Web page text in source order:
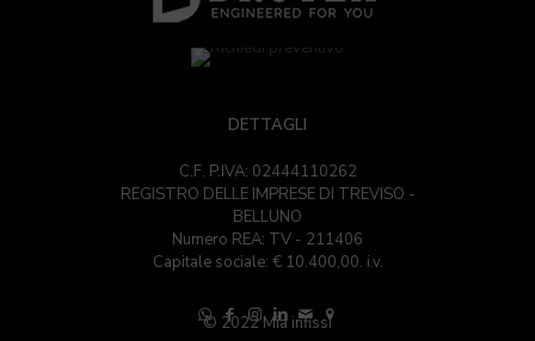
DETTAGLI
C.F. P.IVA: 02444110262
REGISTRO DELLE IMPRESE DI TREVISO -
BELLUNO
Numero REA: TV - 211406
Capitale sociale: € 10.400,00. i.v.
© 2022 Mia infissi